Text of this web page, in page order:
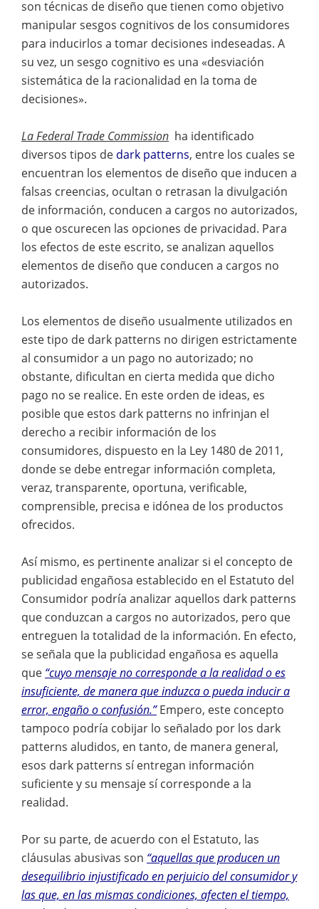
son técnicas de diseño que tienen como objetivo
manipular sesgos cognitivos de los consumidores
para inducirlos a tomar decisiones indeseadas. A
su vez, un sesgo cognitivo es una «desviación
sistemática de la racionalidad en la toma de
decisiones».
La Federal Trade Commission ha identificado
diversos tipos de dark patterns, entre los cuales se
encuentran los elementos de diseño que inducen a
falsas creencias, ocultan o retrasan la divulgación
de información, conducen a cargos no autorizados,
o que oscurecen las opciones de privacidad. Para
los efectos de este escrito, se analizan aquellos
elementos de diseño que conducen a cargos no
autorizados.
Los elementos de diseño usualmente utilizados en
este tipo de dark patterns no dirigen estrictamente
al consumidor a un pago no autorizado; no
obstante, dificultan en cierta medida que dicho
pago no se realice. En este orden de ideas, es
posible que estos dark patterns no infrinjan el
derecho a recibir información de los
consumidores, dispuesto en la Ley 1480 de 2011,
donde se debe entregar información completa,
veraz, transparente, oportuna, verificable,
comprensible, precisa e idónea de los productos
ofrecidos.
Así mismo, es pertinente analizar si el concepto de
publicidad engañosa establecido en el Estatuto del
Consumidor podría analizar aquellos dark patterns
que conduzcan a cargos no autorizados, pero que
entreguen la totalidad de la información. En efecto,
se señala que la publicidad engañosa es aquella
que “cuyo mensaje no corresponde a la realidad o es
insuficiente, de manera que induzca o pueda inducir a
error, engaño o confusión.”Empero, este concepto
tampoco podría cobijar lo señalado por los dark
patterns aludidos, en tanto, de manera general,
esos dark patterns sí entregan información
suficiente y su mensaje sí corresponde a la
realidad.
Por su parte, de acuerdo con el Estatuto, las
cláusulas abusivas son “aquellas que producen un
desequilibrio injustificado en perjuicio del consumidor y
las que, en las mismas condiciones, afecten el tiempo,